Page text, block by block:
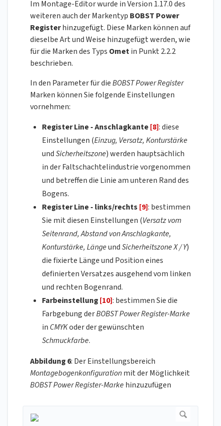
Im Montage-Editor wurde in Version 1.17.0 des
weiteren auch der Markentyp BOBST Power
Registerhinzugefügt. Diese Marken können auf
dieselbe Art und Weise hinzugefügt werden, wie
für die Marken des Typs Ometin Punkt 2.2.2
beschrieben.
In den Parameter für dieBOBST Power Register
Marken können Sie folgende Einstellungen
vornehmen:
Register Line - Anschlagkante[8]: diese
Einstellungen (Einzug, Versatz, Konturstärke
undSicherheitszone) werden hauptsächlich
in der Faltschachtelindustrie vorgenommen
und betreffen die Linie am unteren Rand des
Bogens.
Register Line - links/rechts [9]: bestimmen
Sie mit diesen Einstellungen (Versatz vom
Seitenrand, Abstand von Anschlagkante,
Konturstärke, LängeundSicherheitszone X / Y)
die fixierte Länge und Position eines
definierten Versatzes ausgehend vom linken
und rechten Bogenrand.
Farbeinstellung[10]: bestimmen Sie die
Farbgebung derBOBST Power Register-Marke
in CMYKoder der gewünschten
Schmuckfarbe.
Abbildung 6: Der Einstellungsbereich
Montagebogenkonfigurationmit der Möglichkeit
BOBST Power Register-Markehinzuzufügen